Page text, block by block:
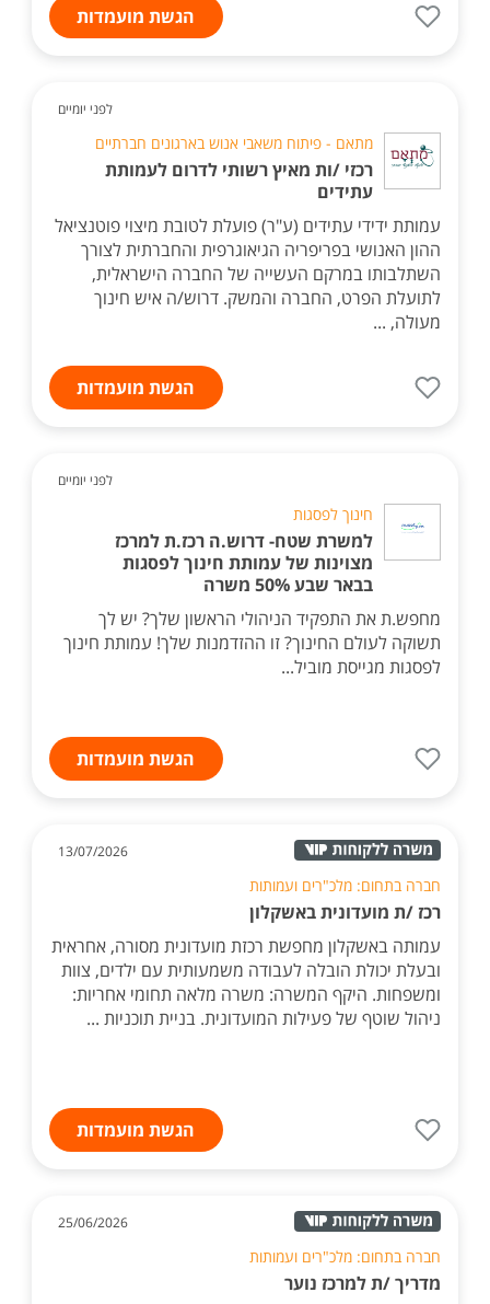
הגשת מועמדות
לפני יומיים
מתאם - פיתוח משאבי אנוש בארגונים חברתיים
רכזי /ות מאיץ רשותי לדרום לעמותת
עתידים
עמותת ידידי עתידים (ע"ר) פועלת לטובת מיצוי פוטנציאל
ההון האנושי בפריפריה הגיאוגרפית והחברתית לצורך
השתלבותו במרקם העשייה של החברה הישראלית,
לתועלת הפרט, החברה והמשק. דרוש/ה איש חינוך
מעולה, ...
הגשת מועמדות
לפני יומיים
חינוך לפסגות
למשרת שטח- דרוש.ה רכז.ת למרכז
מצוינות של עמותת חינוך לפסגות
בבאר שבע 50% משרה
מחפש.ת את התפקיד הניהולי הראשון שלך? יש לך
תשוקה לעולם החינוך? זו ההזדמנות שלך! עמותת חינוך
לפסגות מגייסת מוביל...
הגשת מועמדות
13/07/2026
חברה בתחום: מלכ"רים ועמותות
רכז /ת מועדונית באשקלון
עמותה באשקלון מחפשת רכזת מועדונית מסורה, אחראית
ובעלת יכולת הובלה לעבודה משמעותית עם ילדים, צוות
ומשפחות. היקף המשרה: משרה מלאה תחומי אחריות:
ניהול שוטף של פעילות המועדונית. בניית תוכניות ...
הגשת מועמדות
25/06/2026
חברה בתחום: מלכ"רים ועמותות
מדריך /ת למרכז נוער